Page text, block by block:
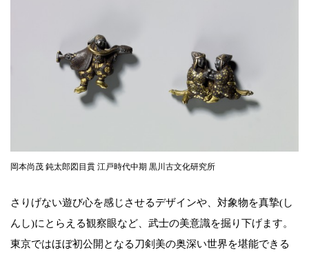
岡本尚茂 鈍太郎図目貫 江戸時代中期 黒川古文化研究所
さりげない遊び心を感じさせるデザインや、対象物を真摯(し
んし)にとらえる観察眼など、武士の美意識を掘り下げます。
東京ではほぼ初公開となる刀剣美の奥深い世界を堪能できる